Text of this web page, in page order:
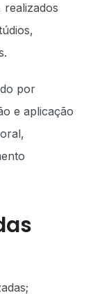
realizados
por
e aplicação